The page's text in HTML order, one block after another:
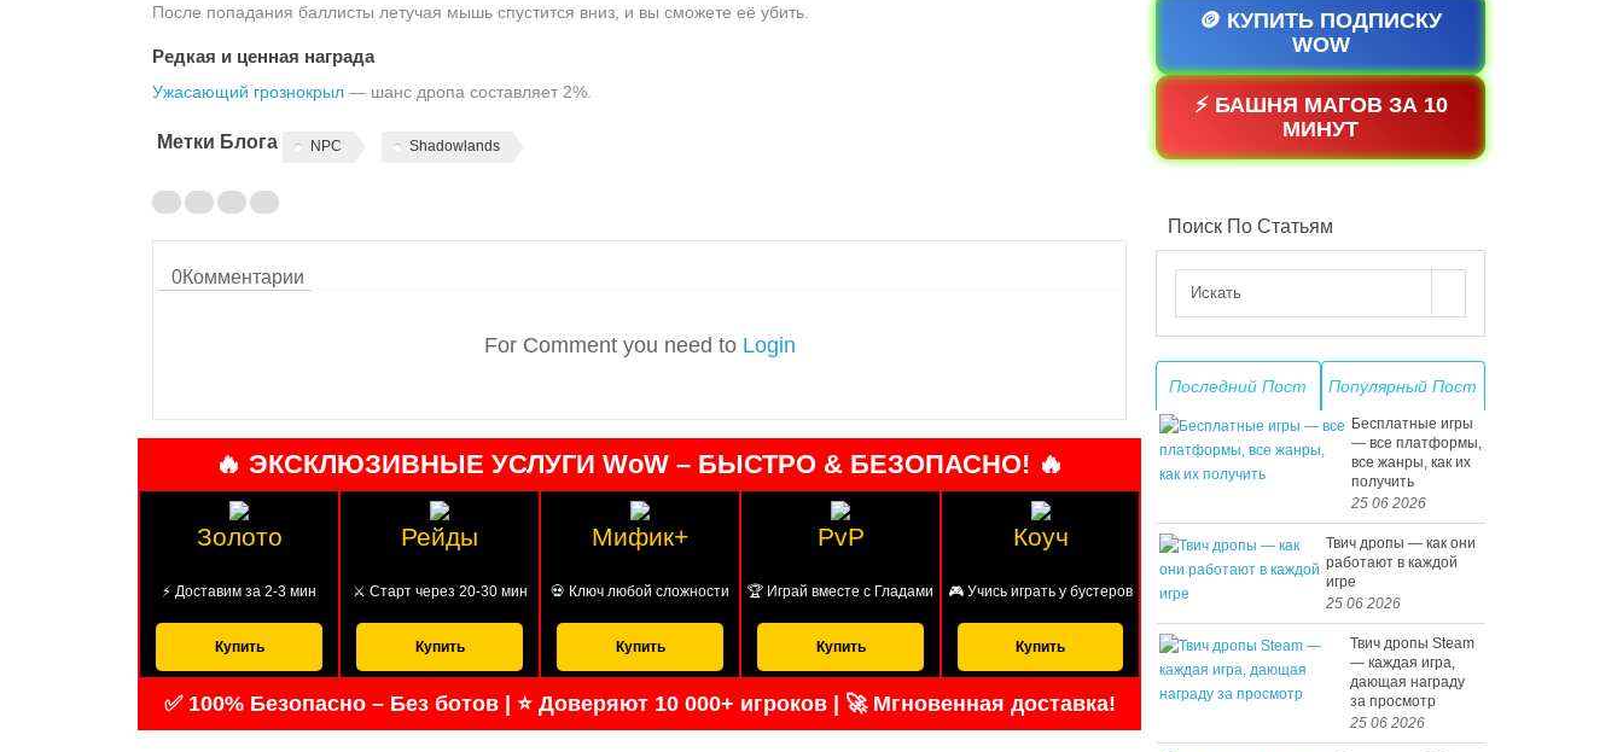
После попадания баллисты летучая мышь спустится вниз, и вы сможете её убить.
Редкая и ценная награда
Ужасающий грознокрыл — шанс дропа составляет 2%.
Метки Блога NPC Shadowlands
0Комментарии
For Comment you need to Login
🔥 ЭКСКЛЮЗИВНЫЕ УСЛУГИ WoW – БЫСТРО & БЕЗОПАСНО! 🔥
Золото
⚡ Доставим за 2-3 мин
Купить
Рейды
⚔️ Старт через 20-30 мин
Купить
Мифик+
💀 Ключ любой сложности
Купить
PvP
🏆 Играй вместе с Гладами
Купить
Коуч
🎮 Учись играть у бустеров
Купить
✅ 100% Безопасно – Без ботов | ⭐ Доверяют 10 000+ игроков | 🚀 Мгновенная доставка!
🪙 КУПИТЬ ПОДПИСКУ
WOW
⚡ БАШНЯ МАГОВ ЗА 10
МИНУТ
Поиск По Статьям
Последний Пост Популярный Пост
Бесплатные игры
— все платформы,
все жанры, как их
получить
25 06 2026
Твич дропы — как они
работают в каждой
игре
25 06 2026
Твич дропы Steam
— каждая игра,
дающая награду
за просмотр
25 06 2026